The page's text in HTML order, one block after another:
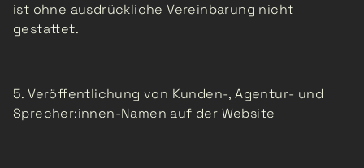
ist ohne ausdrückliche Vereinbarung nicht
gestattet.
5. Veröffentlichung von Kunden-, Agentur- und
Sprecher:innen-Namen auf der Website